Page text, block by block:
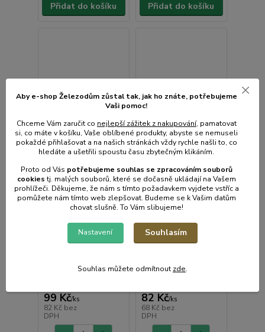
Přidat do košíku Přidat do košíku
1 hodnocení
99 Kč/ks
82 Kč bez
DPH
sklad | odešleme do 2-3
1 hodnocení
82 Kč/ks
68 Kč bez
DPH
sklad | odešleme do 2-3
Aby e-shop Železodům zůstal tak, jak ho znáte, potřebujeme
Vaši pomoc!
Chceme Vám zaručit co nejlepší zážitek z nakupování, pamatovat
si, co máte v košíku, Vaše oblíbené produkty, abyste se nemuseli
pokaždé přihlašovat a na našich stránkách vždy rychle našli to, co
hledáte a ušetřili spoustu času zbytečným klikáním.
Proto od Vás potřebujeme souhlas se zpracováním souborů
cookiestj. malých souborů, které se dočasně ukládají na Vašem
prohlížeči. Děkujeme, že nám s tímto požadavkem vyjdete vstříc a
pomůžete nám tímto web zlepšovat. Budeme se k Vašim datům
chovat slušně. To Vám slibujeme!
Nastavení Souhlasím
Souhlas můžete odmítnout zde.